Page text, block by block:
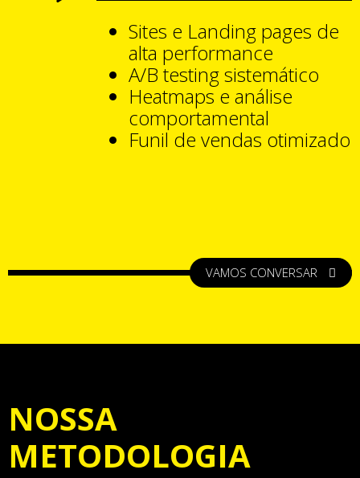
Sites e Landing pages de
alta performance
A/B testing sistemático
Heatmaps e análise
comportamental
Funil de vendas otimizado
VAMOS CONVERSAR
NOSSA
METODOLOGIA